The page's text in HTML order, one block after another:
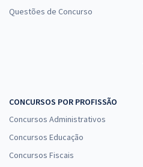
Questões de Concurso
CONCURSOS POR PROFISSÃO
Concursos Administrativos
Concursos Educação
Concursos Fiscais